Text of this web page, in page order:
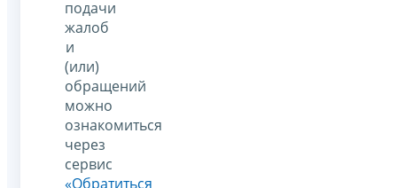
подачи
жалоб
и
(или)
обращений
можно
ознакомиться
через
сервис
«Обратиться